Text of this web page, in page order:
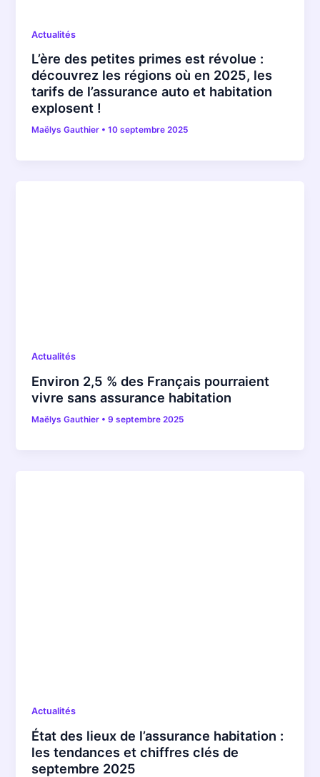
Actualités
L’ère des petites primes est révolue :
découvrez les régions où en 2025, les
tarifs de l’assurance auto et habitation
explosent !
Maëlys Gauthier •10 septembre 2025
Actualités
Environ 2,5 % des Français pourraient
vivre sans assurance habitation
Maëlys Gauthier •9 septembre 2025
Actualités
État des lieux de l’assurance habitation :
les tendances et chiffres clés de
septembre 2025